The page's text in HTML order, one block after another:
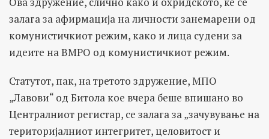
залага за афирмација на личности занемарени од
комунистичкиот режим, како и лица судени за
идеите на ВМРО од комунистичкиот режим.
Статутот, пак, на третото здружение, МПО
„Лавови“ од Битола кое вчера беше впишано во
Централниот регистар, се залага за „зачувување на
територијалниот интегритет, целовитост и